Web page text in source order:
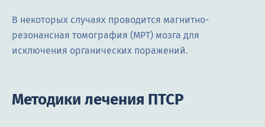
В некоторых случаях проводится магнитно-
резонансная томография (МРТ) мозга для
исключения органических поражений.
Методики лечения ПТСР